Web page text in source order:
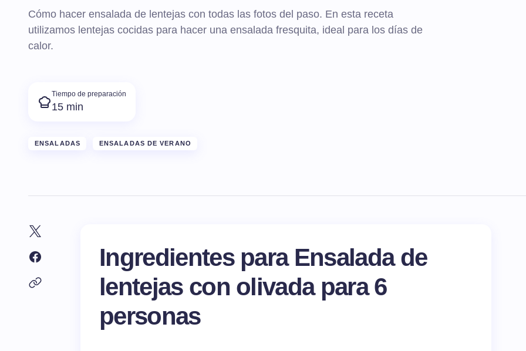
Cómo hacer ensalada de lentejas con todas las fotos del paso. En esta receta
utilizamos lentejas cocidas para hacer una ensalada fresquita, ideal para los días de
calor.
Tiempo de preparación
15 min
ENSALADAS ENSALADAS DE VERANO
Ingredientes para Ensalada de
lentejas con olivada para 6
personas